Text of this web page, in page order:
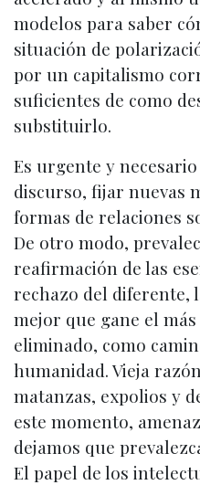
modelos para saber
situación de
por un capitalismo
suficientes de como
substituirlo.
Es urgente y
discurso, fijar nuevas
formas de relaciones
De otro modo,
reafirmación de las
rechazo del diferente,
mejor que gane el
eliminado, como
humanidad. Vieja
matanzas, expolios y
este momento,
dejamos que
El papel de los